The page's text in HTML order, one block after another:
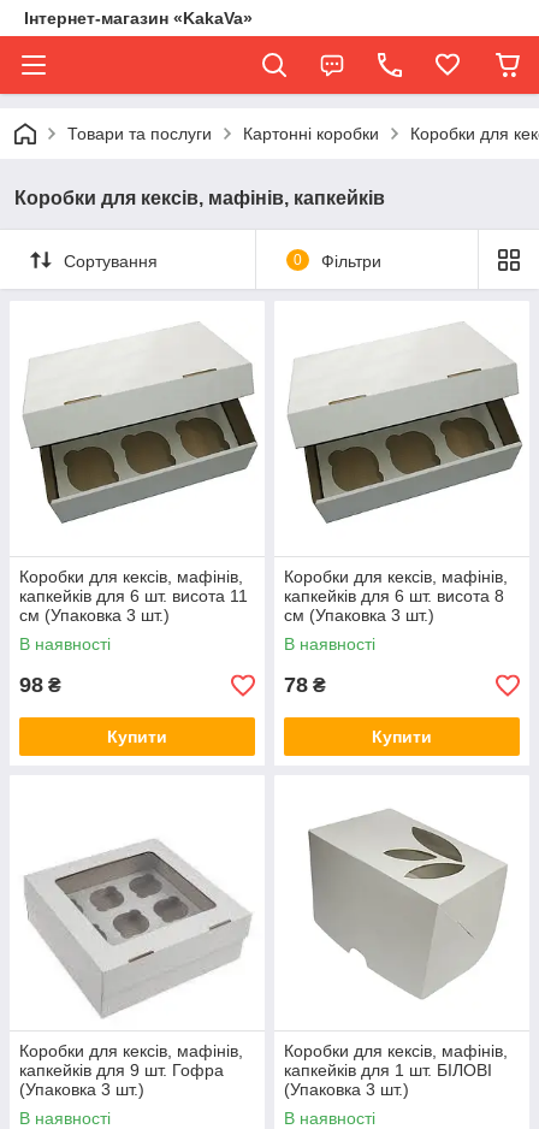
Інтернет-магазин «KakaVa»
Товари та послуги Картонні коробки Коробки для
Коробки для кексів, мафінів, капкейків
Сортування 0 Фільтри
Коробки для кексів, мафінів,
капкейків для 6 шт. висота 11
см (Упаковка 3 шт.)
В наявності
98 ₴
Купити
Коробки для кексів, мафінів,
капкейків для 6 шт. висота 8
см (Упаковка 3 шт.)
В наявності
78 ₴
Купити
Коробки для кексів, мафінів,
капкейків для 9 шт. Гофра
(Упаковка 3 шт.)
В наявності
Коробки для кексів, мафінів,
капкейків для 1 шт. БІЛОВІ
(Упаковка 3 шт.)
В наявності